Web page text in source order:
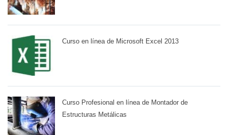
Curso en línea de Microsoft Excel 2013
Curso Profesional en línea de Montador de
Estructuras Metálicas